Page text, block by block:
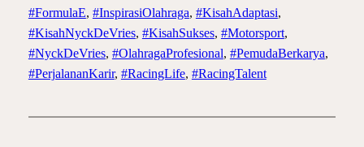
#FormulaE, #InspirasiOlahraga, #KisahAdaptasi
#KisahNyckDeVries, #KisahSukses, #Motorsport
#NyckDeVries, #OlahragaProfesional, #PemudaBerkarya
#PerjalananKarir, #RacingLife, #RacingTalent